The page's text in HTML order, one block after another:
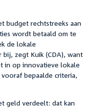
budget rechtstreeks aan
wordt betaald om te
de lokale
zegt Kuik (CDA), want
in op innovatieve lokale
bepaalde criteria,
geld verdeelt: dat kan